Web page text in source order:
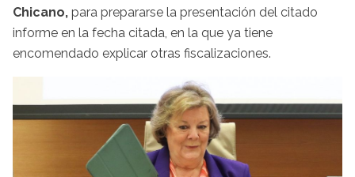
Chicano, para prepararse la presentación del citado
informe en la fecha citada, en la que ya tiene
encomendado explicar otras fiscalizaciones.